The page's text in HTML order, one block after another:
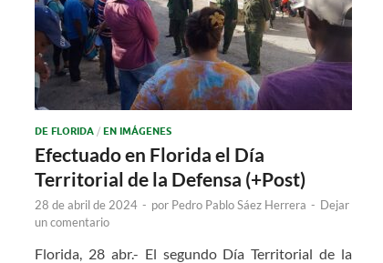
DE FLORIDA / EN IMÁGENES
Efectuado en Florida el Día
Territorial de la Defensa (+Post)
28 de abril de 2024 - por Pedro Pablo Sáez Herrera - Dejar
un comentario
Florida, 28 abr.- El segundo Día Territorial de la